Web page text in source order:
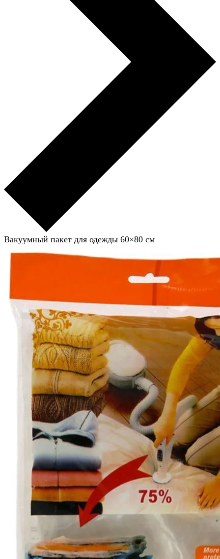
Вакуумный пакет для одежды 60×80 см